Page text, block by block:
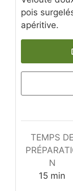
pois
apéritive.
TEMPS DE
N
15 min